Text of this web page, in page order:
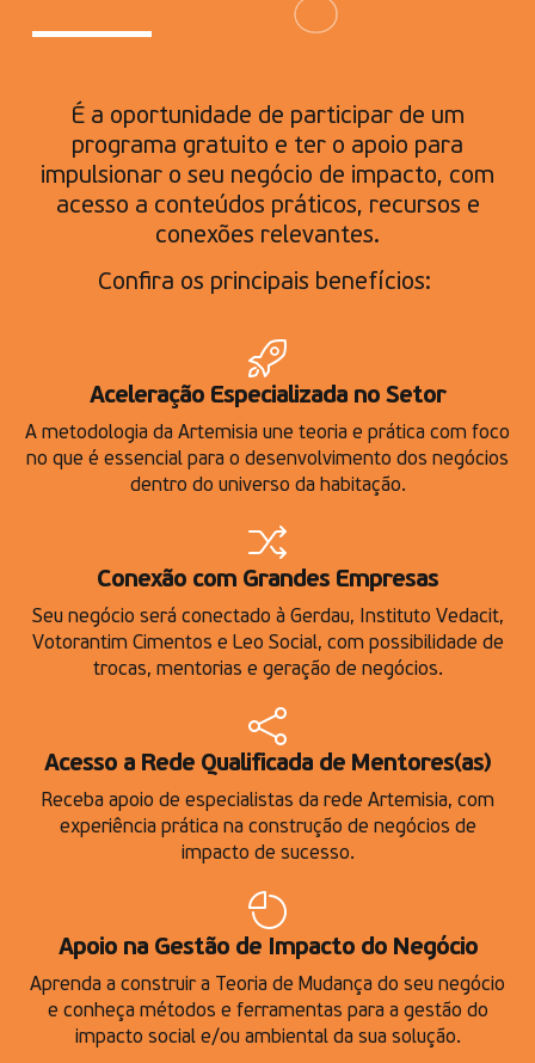
É a oportunidade de participar de um
programa gratuito e ter o apoio para
impulsionar o seu negócio de impacto, com
acesso a conteúdos práticos, recursos e
conexões relevantes.
Confira os principais benefícios:
Aceleração Especializada no Setor
A metodologia da Artemisia une teoria e prática com foco
no que é essencial para o desenvolvimento dos negócios
dentro do universo da habitação.
Conexão com Grandes Empresas
Seu negócio será conectado à Gerdau, Instituto Vedacit,
Votorantim Cimentos e Leo Social, com possibilidade de
trocas, mentorias e geração de negócios.
Acesso a Rede Qualificada de Mentores(as)
Receba apoio de especialistas da rede Artemisia, com
experiência prática na construção de negócios de
impacto de sucesso.
Apoio na Gestão de Impacto do Negócio
Aprenda a construir a Teoria de Mudança do seu negócio
e conheça métodos e ferramentas para a gestão do
impacto social e/ou ambiental da sua solução.